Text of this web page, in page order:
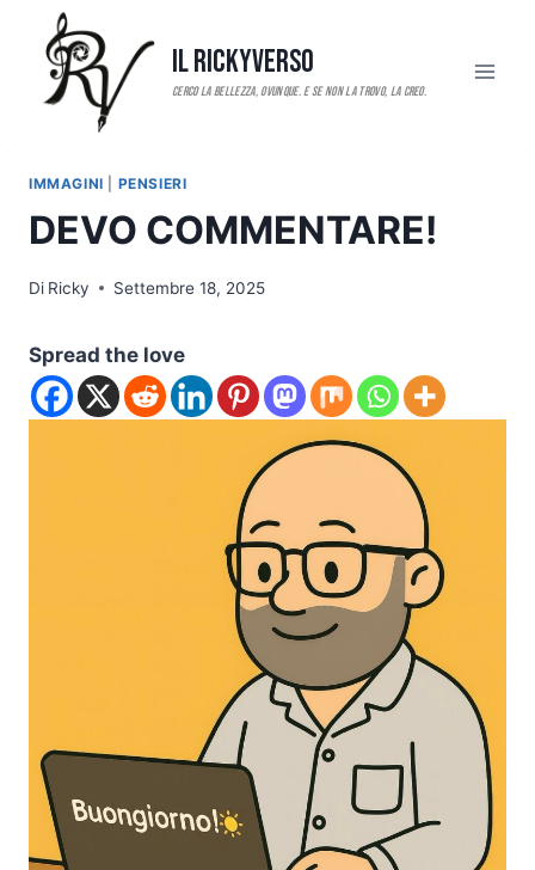
contenuto
Il RickyVerso
IMMAGINI PENSIERI
DEVO COMMENTARE!
Di Ricky Settembre 18, 2025
Spread the love